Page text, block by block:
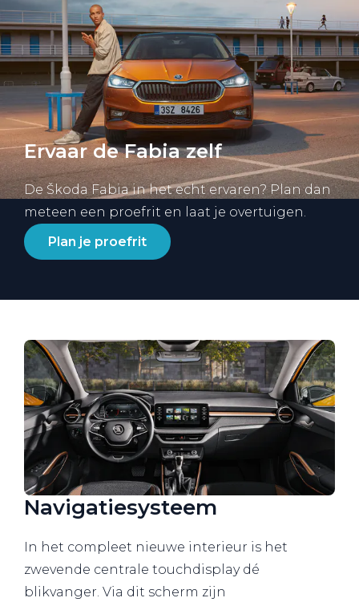
Ervaar de Fabia zelf
De Škoda Fabia in het echt ervaren? Plan dan
meteen een proefrit en laat je overtuigen.
Plan je proefrit
Navigatiesysteem
In het compleet nieuwe interieur is het
zwevende centrale touchdisplay dé
blikvanger. Via dit scherm zijn